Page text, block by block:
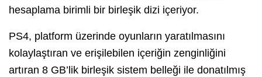
hesaplama birimli bir birleşik dizi içeriyor.
PS4, platform üzerinde oyunların yaratılmasını
kolaylaştıran ve erişilebilen içeriğin zenginliğini
artıran 8 GB’lik birleşik sistem belleği ile donatılmış